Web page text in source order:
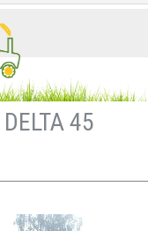
DELTA 45